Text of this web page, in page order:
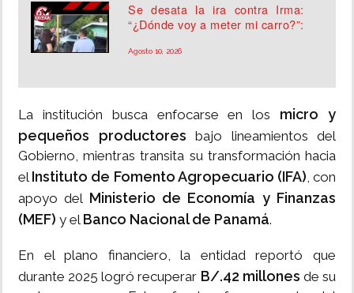
Se desata la ira contra Irma:
“¿Dónde voy a meter mi carro?”:
Agosto 10, 2026
La institución busca enfocarse en los micro y
pequeños productores bajo lineamientos del
Gobierno, mientras transita su transformación hacia
el Instituto de Fomento Agropecuario (IFA), con
apoyo del Ministerio de Economía y Finanzas
(MEF) y el Banco Nacional de Panamá.
En el plano financiero, la entidad reportó que
durante 2025 logró recuperar B/.42 millones de su